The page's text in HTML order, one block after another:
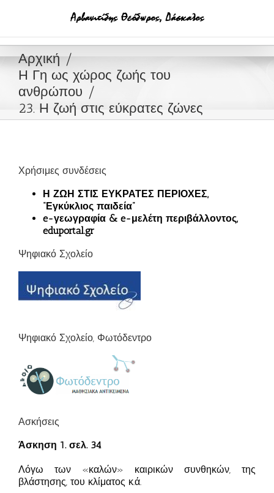
Αρχική
Η Γη ως χώρος ζωής του
ανθρώπου
23. Η ζωή στις εύκρατες ζώνες
Χρήσιμες συνδέσεις
Η ΖΩΗ ΣΤΙΣ ΕΥΚΡΑΤΕΣ ΠΕΡΙΟΧΕΣ,
“Εγκύκλιος παιδεία”
e-γεωγραφία & e-μελέτη περιβάλλοντος,
eduportal.gr
Ψηφιακό Σχολείο
Ψηφιακό Σχολείο, Φωτόδεντρο
Ασκήσεις
Άσκηση 1. σελ. 34
Λόγω των «καλών» καιρικών συνθηκών, της
βλάστησης, του κλίματος κ.ά.